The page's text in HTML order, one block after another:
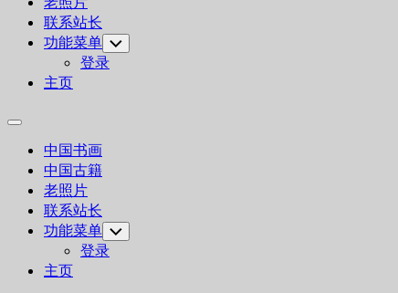
联系站长
功能菜单 Toggle
Child
Menu
登录
主页
Expand
中国书画
中国古籍
老照片
联系站长
功能菜单 Toggle
Child
Menu
登录
主页